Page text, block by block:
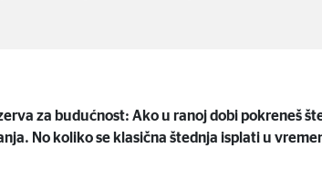
za budućnost: Ako u ranoj dobi pokreneš
No koliko se klasična štednja isplati u